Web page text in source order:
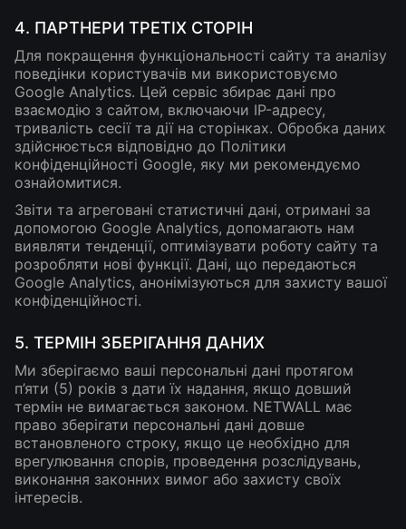
4. ПАРТНЕРИ ТРЕТІХ СТОРІН
Для покращення функціональності сайту та аналізу
поведінки користувачів ми використовуємо
Google Analytics. Цей сервіс збирає дані про
взаємодію з сайтом, включаючи IP-адресу,
тривалість сесії та дії на сторінках. Обробка даних
здійснюється відповідно до Політики
конфіденційності Google, яку ми рекомендуємо
ознайомитися.
Звіти та агреговані статистичні дані, отримані за
допомогою Google Analytics, допомагають нам
виявляти тенденції, оптимізувати роботу сайту та
розробляти нові функції. Дані, що передаються
Google Analytics, анонімізуються для захисту вашої
конфіденційності.
5. ТЕРМІН ЗБЕРІГАННЯ ДАНИХ
Ми зберігаємо ваші персональні дані протягом
п’яти (5) років з дати їх надання, якщо довший
термін не вимагається законом. NETWALL має
право зберігати персональні дані довше
встановленого строку, якщо це необхідно для
врегулювання спорів, проведення розслідувань,
виконання законних вимог або захисту своїх
інтересів.